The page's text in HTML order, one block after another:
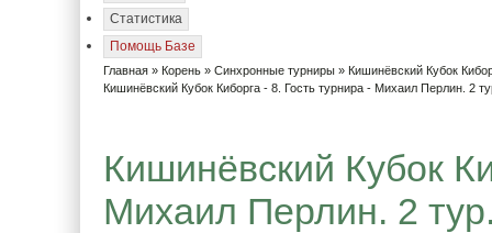
Статистика
Помощь Базе
Главная » Корень » Синхронные турниры » Кишинёвский Кубок
Кишинёвский Кубок Киборга - 8. Гость турнира - Михаил Перлин. 2
Кишинёвский Кубок
Михаил Перлин. 2